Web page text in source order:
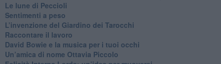
​Le lune di Peccioli
​Sentimenti a peso
​L’invenzione del Giardino dei Tarocchi
​Raccontare il lavoro
David Bowie e la musica per i tuoi occhi
Un’amica di nome Ottavia Piccolo